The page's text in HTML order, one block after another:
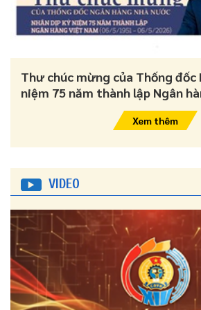
Thư chúc mừng của Thống đốc
niệm 75 năm thành lập Ngân
Xem thêm
VIDEO